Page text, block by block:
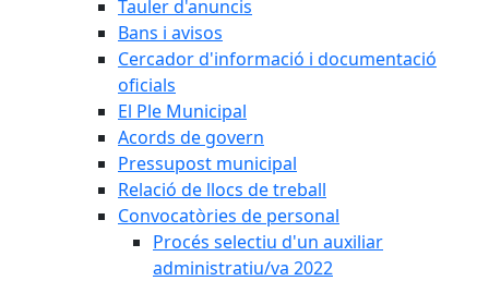
Tauler d'anuncis
Bans i avisos
Cercador d'informació i documentació
oficials
El Ple Municipal
Acords de govern
Pressupost municipal
Relació de llocs de treball
Convocatòries de personal
Procés selectiu d'un auxiliar
administratiu/va 2022